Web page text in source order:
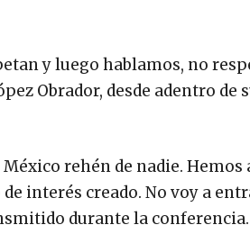
y luego hablamos, no
Obrador, desde adentro de
rehén de nadie. Hemos
interés creado. No voy a
durante la conferencia.